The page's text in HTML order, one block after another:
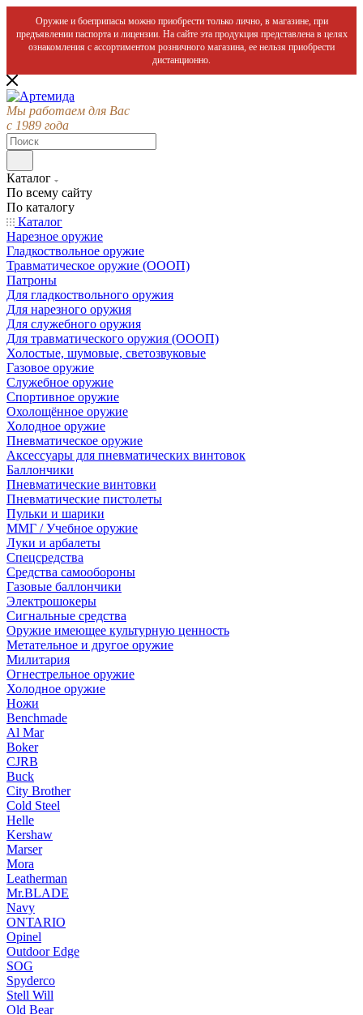
Оружие и боеприпасы можно приобрести только лично, в магазине, при
предъявлении паспорта и лицензии. На сайте эта продукция представлена в целях
ознакомления с ассортиментом розничного магазина, ее нельзя приобрести
дистанционно.
Мы работаем для Вас
с 1989 года
Каталог
По всему сайту
По каталогу
Каталог
Нарезное оружие
Гладкоствольное оружие
Травматическое оружие (ОООП)
Патроны
Для гладкоствольного оружия
Для нарезного оружия
Для служебного оружия
Для травматического оружия (ОООП)
Холостые, шумовые, светозвуковые
Газовое оружие
Служебное оружие
Спортивное оружие
Охолощённое оружие
Холодное оружие
Пневматическое оружие
Аксессуары для пневматических винтовок
Баллончики
Пневматические винтовки
Пневматические пистолеты
Пульки и шарики
ММГ / Учебное оружие
Луки и арбалеты
Спецсредства
Средства самообороны
Газовые баллончики
Электрошокеры
Сигнальные средства
Оружие имеющее культурную ценность
Метательное и другое оружие
Милитария
Огнестрельное оружие
Холодное оружие
Ножи
Benchmade
Al Mar
Boker
CJRB
Buck
City Brother
Cold Steel
Helle
Kershaw
Marser
Mora
Leatherman
Mr.BLADE
Navy
ONTARIO
Opinel
Outdoor Edge
SOG
Spyderco
Stell Will
Old Bear